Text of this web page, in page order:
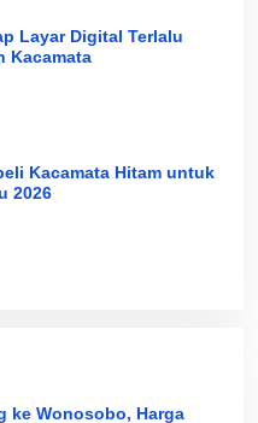
Layar Digital Terlalu
Kacamata
Kacamata Hitam untuk
2026
ke Wonosobo, Harga